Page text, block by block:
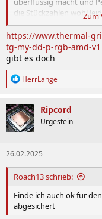
die Stückzahlen wohl
schon Nice um mal zu
Zum
https://www.thermal-
tg-my-dd-p-rgb-amd-v1
gibt es doch
R
k
t
i
o
n
e
n
:
HerrLange
Ripcord
Urgestein
26.02.2025
Roach13 schrieb:
Finde ich auch ok für
abgesichert